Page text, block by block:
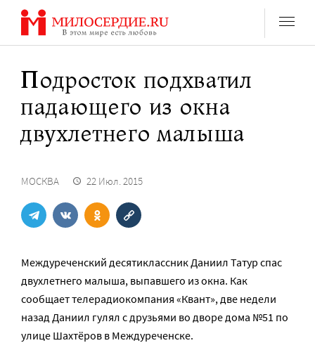
Перейти
содержанию
Подросток подхватил
падающего из окна
двухлетнего малыша
МОСКВА 22 Июл. 2015
Междуреченский десятиклассник Даниил Татур спас
двухлетнего малыша, выпавшего из окна. Как
сообщает телерадиокомпания «Квант», две недели
назад Даниил гулял с друзьями во дворе дома №51 по
улице Шахтёров в Междуреченске.